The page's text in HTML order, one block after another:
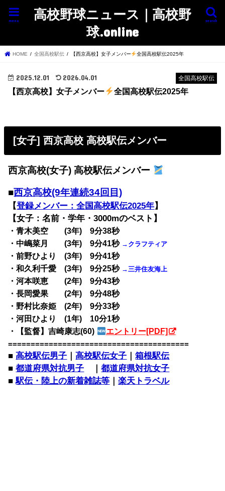
高校野球ニュース｜高校野
球.online
search
menu
HOME 全国高校駅伝 【西京高校】女子メンバー 全国高校駅伝2025年
全国高校駅伝
2025.12.01 2026.04.01
【西京高校】女子メンバー 全国高校駅伝2025年
[女子] 西京高校 高校駅伝メンバー
西京高校(女子) 高校駅伝メンバー
■西京高校(9年連続34回目)
【登録メンバー：全国高校駅伝2025年】
【女子：名前・学年・3000mのベスト】
・青木美空 (3年) 9分38秒
・中嶋菜月 (3年) 9分41秒 →クラフティア
・前野ひより (3年) 9分41秒
・和久利千愛 (3年) 9分25秒 →三井住友海上
・河本咲恵 (2年) 9分43秒
・長岡愛果 (2年) 9分48秒
・野村比奈姫 (2年) 9分33秒
・河田ひより (1年) 10分1秒
・【監督】吉崎康志(60)
エントリー[PDF]
========================================
■高校駅伝男子 ｜高校駅伝女子 ｜箱根駅伝
■都道府県対抗男子 ｜都道府県対抗女子
■駅伝・陸上の新着雑誌等 ｜楽天トラベル